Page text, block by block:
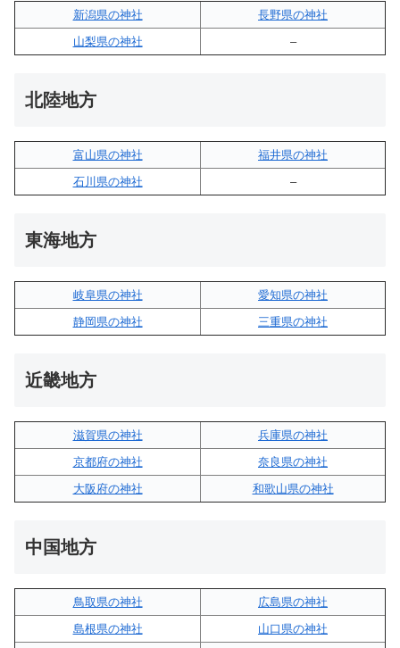
新潟県の神社
長野県の神社
山梨県の神社
–
北陸地方
富山県の神社
福井県の神社
石川県の神社
–
東海地方
岐阜県の神社
愛知県の神社
静岡県の神社
三重県の神社
近畿地方
滋賀県の神社
兵庫県の神社
京都府の神社
奈良県の神社
大阪府の神社
和歌山県の神社
中国地方
鳥取県の神社
広島県の神社
島根県の神社
山口県の神社